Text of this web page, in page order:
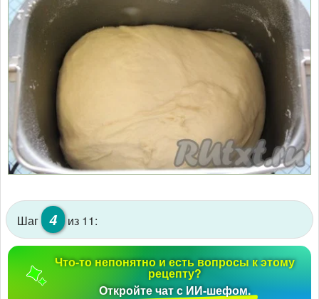
Шаг 4 из 11:
Что-то непонятно и есть вопросы к этому
рецепту?
Откройте чат с ИИ-шефом.